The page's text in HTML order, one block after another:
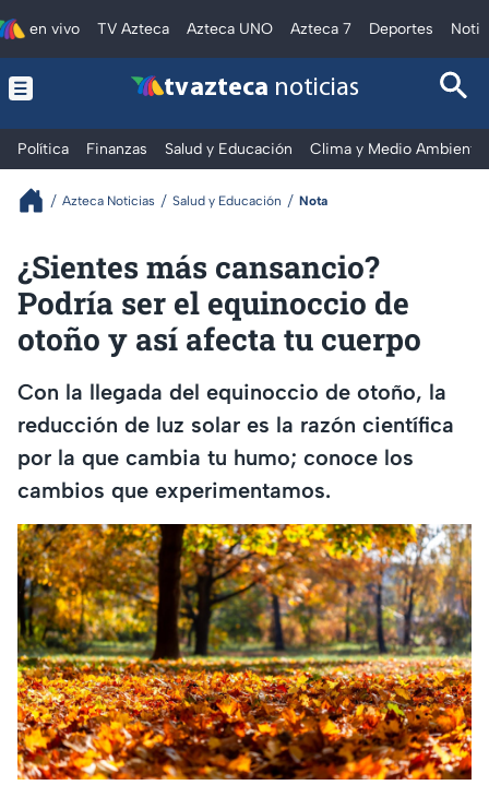
en vivo TV Azteca Azteca UNO Azteca 7 Deportes
tv azteca noticias
Política Finanzas Salud y Educación Clima y Medio Ambiente
Azteca Noticias Salud y Educación Nota
¿Sientes más cansancio?
Podría ser el equinoccio de
otoño y así afecta tu cuerpo
Con la llegada del equinoccio de otoño, la
reducción de luz solar es la razón científica
por la que cambia tu humo; conoce los
cambios que experimentamos.